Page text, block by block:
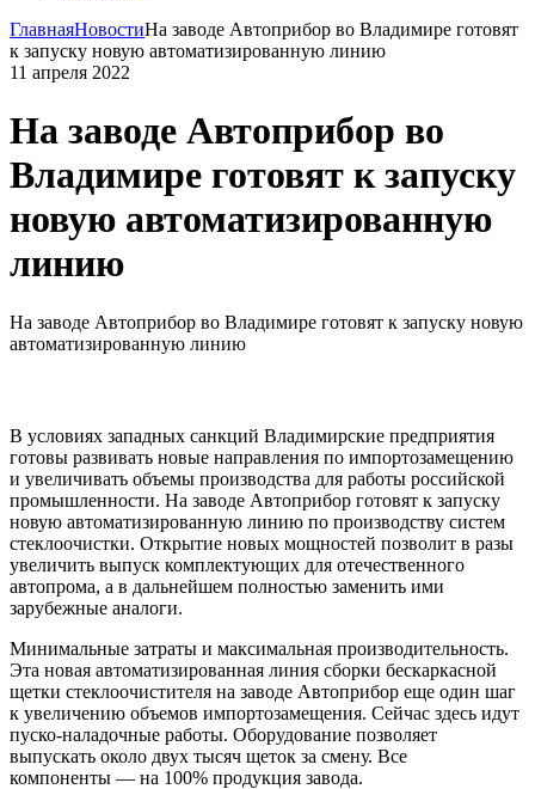
ГлавнаяНовостиНа заводе Автоприбор во Владимире готовят
к запуску новую автоматизированную линию
11 апреля 2022
На заводе Автоприбор во
Владимире готовят к запуску
новую автоматизированную
линию
На заводе Автоприбор во Владимире готовят к запуску новую
автоматизированную линию
В условиях западных санкций Владимирские предприятия
готовы развивать новые направления по импортозамещению
и увеличивать объемы производства для работы российской
промышленности. На заводе Автоприбор готовят к запуску
новую автоматизированную линию по производству систем
стеклоочистки. Открытие новых мощностей позволит в разы
увеличить выпуск комплектующих для отечественного
автопрома, а в дальнейшем полностью заменить ими
зарубежные аналоги.
Минимальные затраты и максимальная производительность.
Эта новая автоматизированная линия сборки бескаркасной
щетки стеклоочистителя на заводе Автоприбор еще один шаг
к увеличению объемов импортозамещения. Сейчас здесь идут
пуско-наладочные работы. Оборудование позволяет
выпускать около двух тысяч щеток за смену. Все
компоненты — на 100% продукция завода.